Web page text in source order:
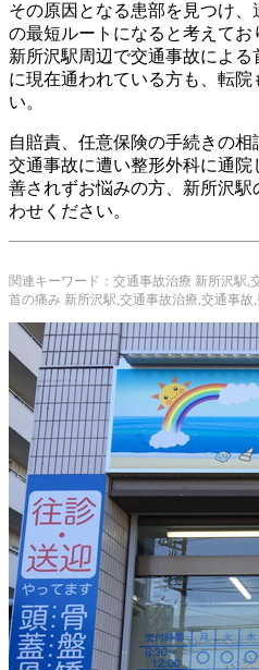
その原因となる患部を見つけ
の最短ルートになると考えてお
新所沢駅周辺で交通事故によ
に現在通われている方も、転
い。
自賠責、任意保険の手続きの相
交通事故に遭い整形外科に通
善されずお悩みの方、新所沢
わせください。
関連キーワード：交通事故治療 新所沢駅,
首の痛み 新所沢駅,交通事故治療,交通事故